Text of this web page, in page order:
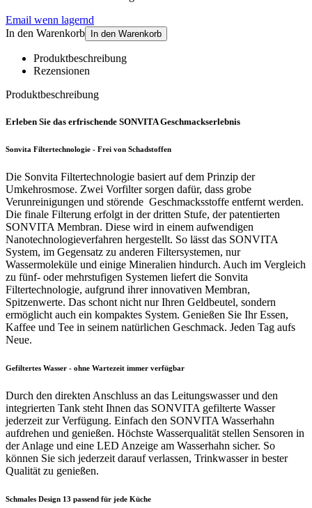
Email wenn lagernd
In den Warenkorb
In den Warenkorb
Produktbeschreibung
Rezensionen
Produktbeschreibung
Erleben Sie das erfrischende SONVITA Geschmackserlebnis
Sonvita Filtertechnologie - Frei von Schadstoffen
Die Sonvita Filtertechnologie basiert auf dem Prinzip der
Umkehrosmose. Zwei Vorfilter sorgen dafür, dass grobe
Verunreinigungen und störende Geschmacksstoffe entfernt werden.
Die finale Filterung erfolgt in der dritten Stufe, der patentierten
SONVITA Membran. Diese wird in einem aufwendigen
Nanotechnologieverfahren hergestellt. So lässt das SONVITA
System, im Gegensatz zu anderen Filtersystemen, nur
Wassermoleküle und einige Mineralien hindurch. Auch im Vergleich
zu fünf- oder mehrstufigen Systemen liefert die Sonvita
Filtertechnologie, aufgrund ihrer innovativen Membran,
Spitzenwerte. Das schont nicht nur Ihren Geldbeutel, sondern
ermöglicht auch ein kompaktes System. Genießen Sie Ihr Essen,
Kaffee und Tee in seinem natürlichen Geschmack. Jeden Tag aufs
Neue.
Gefiltertes Wasser - ohne Wartezeit immer verfügbar
Durch den direkten Anschluss an das Leitungswasser und den
integrierten Tank steht Ihnen das SONVITA gefilterte Wasser
jederzeit zur Verfügung. Einfach den SONVITA Wasserhahn
aufdrehen und genießen. Höchste Wasserqualität stellen Sensoren in
der Anlage und eine LED Anzeige am Wasserhahn sicher. So
können Sie sich jederzeit darauf verlassen, Trinkwasser in bester
Qualität zu genießen.
Schmales Design 13 passend für jede Küche